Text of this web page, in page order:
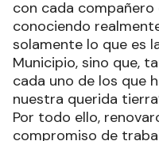
con cada
conociendo
solamente lo que es
Municipio, sino que,
cada uno de los que
nuestra querida
Por todo ello,
compromiso de